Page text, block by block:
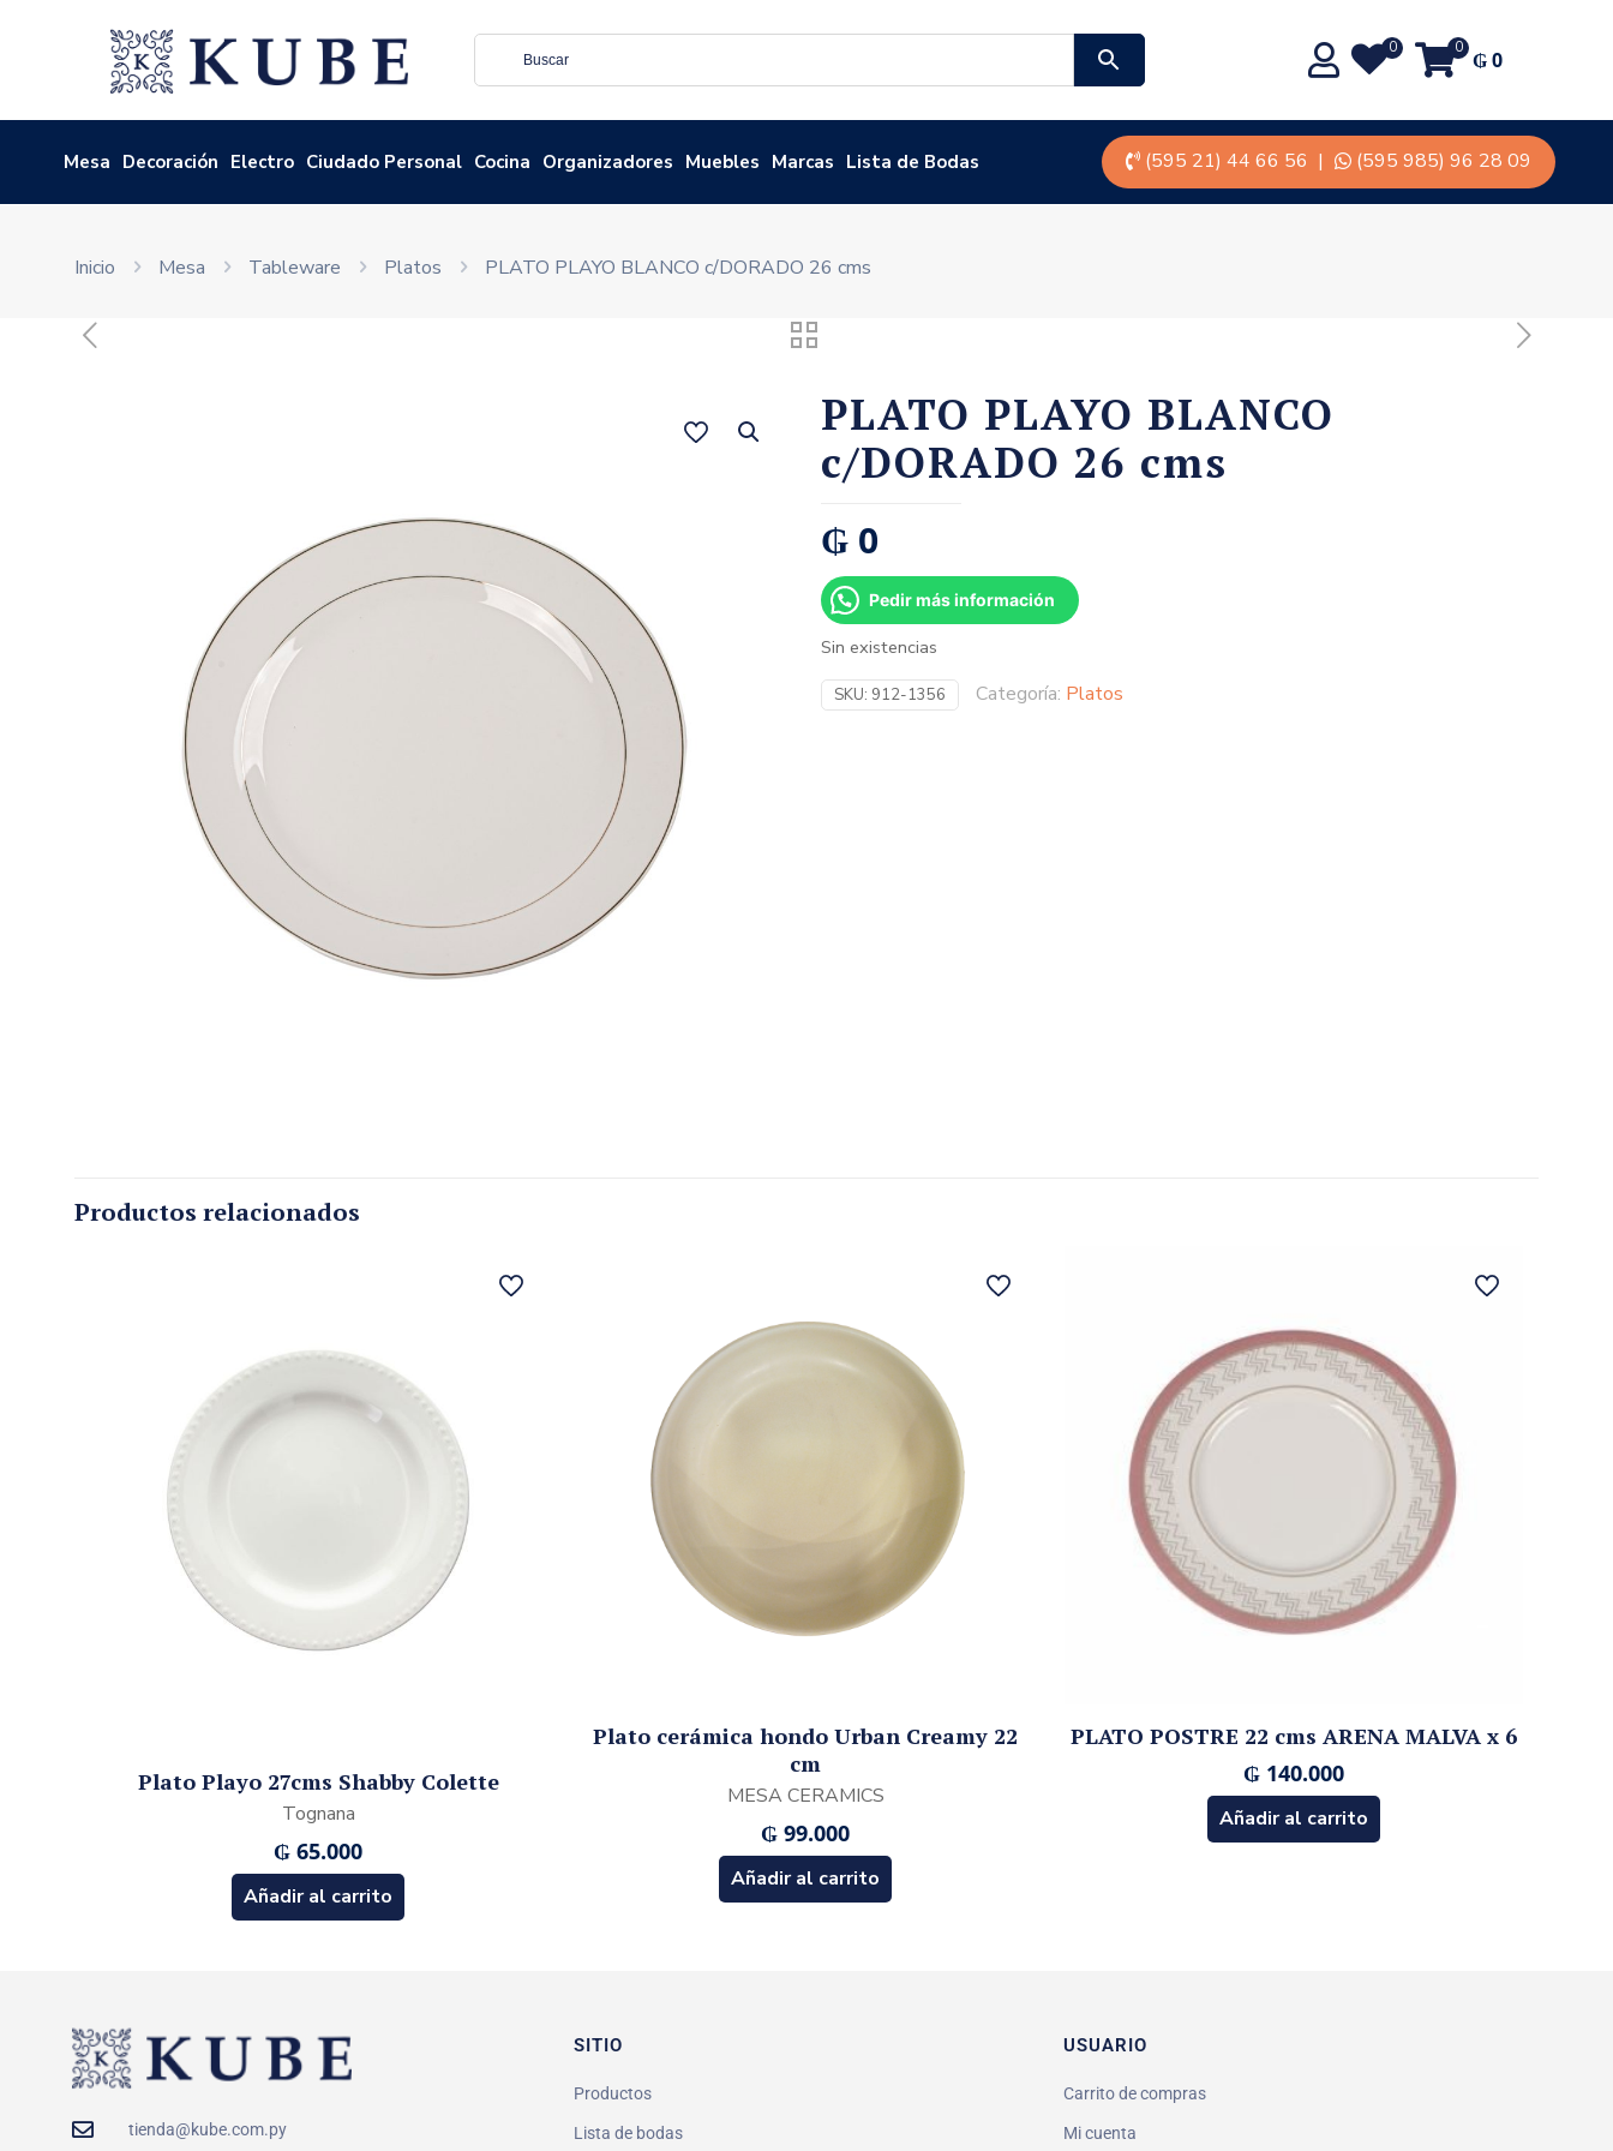
0 0 ₲0
Mesa Decoración Electro Ciudado Personal Cocina Organizadores Muebles Marcas Lista de Bodas (595 21) 44 66 56 | (595 985) 96 28 09
Inicio Mesa Tableware Platos PLATO PLAYO BLANCO c/DORADO 26 cms
PLATO PLAYO BLANCO
c/DORADO 26 cms
₲ 0
Pedir más información
Sin existencias
SKU: 912-1356 Categoría: Platos
Productos relacionados
Plato Playo 27cms Shabby Colette
Tognana
₲ 65.000
Añadir al carrito
Plato cerámica hondo Urban Creamy 22
cm
MESA CERAMICS
₲ 99.000
Añadir al carrito
PLATO POSTRE 22 cms ARENA MALVA x 6
₲140.000
Añadir al carrito
tienda@kube.com.py
SITIO
Productos
Lista de bodas
USUARIO
Carrito de compras
Mi cuenta